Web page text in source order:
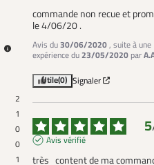
2
1
0
0
1
commande non recue et
le 4/06/20 .
Avis du30/06/2020, suite à une
expérience du23/05/2020 par
Utile(0) Signaler
5
Avis vérifié
très   content de ma